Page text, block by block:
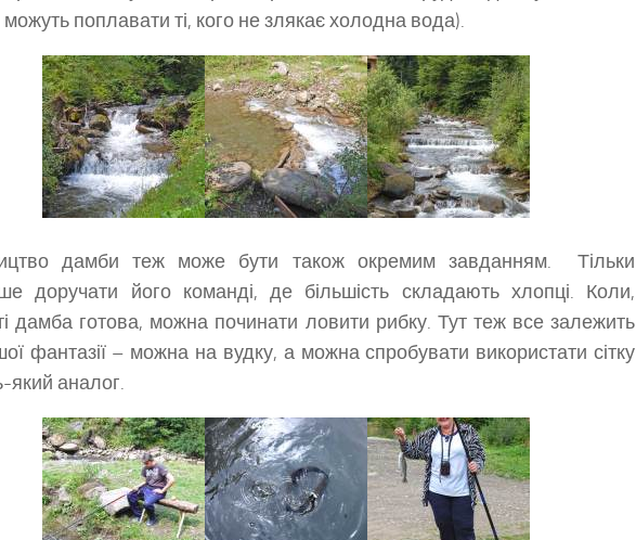
поплавати ті, кого не злякає холодна вода).
дамби теж може бути також окремим завданням. Тільки
доручати його команді, де більшість складають хлопці. Коли,
дамба готова, можна починати ловити рибку. Тут теж все залежить
фантазії – можна на вудку, а можна спробувати використати сітку
який аналог.